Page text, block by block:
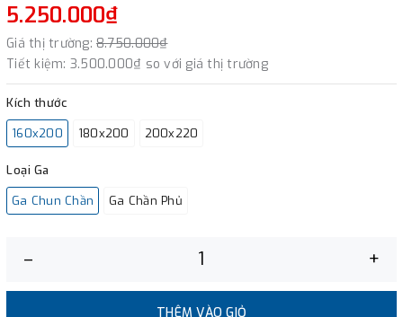
5.250.000₫
Giá thị trường: 8.750.000₫
Tiết kiệm: 3.500.000₫ so với giá thị trường
Kích thước
160x200
180x200 200x220
Loại Ga
Ga Chun Chần
Ga Chần Phủ
– +
THÊM VÀO GIỎ